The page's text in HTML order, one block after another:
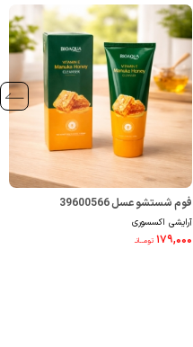
فوم شستشو عسل 39600566
آرایشی اکسسوری
۱۷۹,۰۰۰ تومــانـ